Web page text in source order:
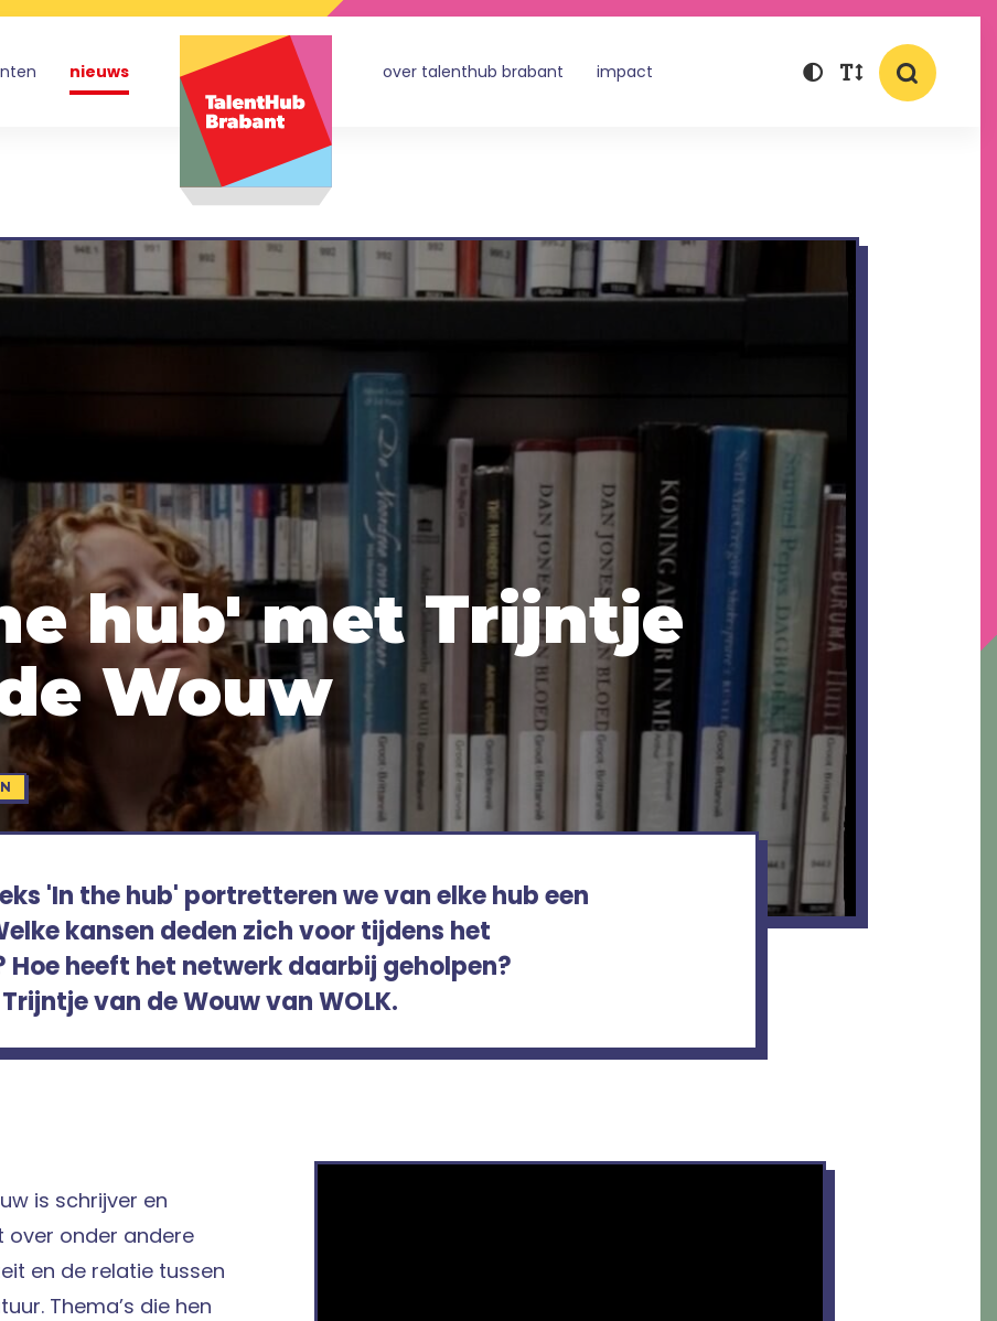
nieuws over talenthub brabant impact
hub' met Trijntje
Wouw
'In the hub' portretteren we van elke hub een
kansen deden zich voor tijdens het
heeft het netwerk daarbij geholpen?
van de Wouw van WOLK.
is schrijver en
over onder andere
en de relatie tussen
Thema’s die hen